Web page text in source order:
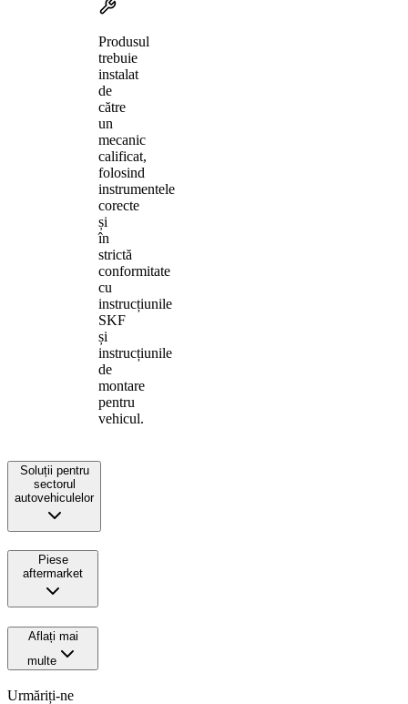
Produsul
trebuie
instalat
de
către
un
mecanic
calificat,
folosind
instrumentele
corecte
și
în
strictă
conformitate
cu
instrucțiunile
SKF
și
instrucțiunile
de
montare
pentru
vehicul.
Soluții pentru
sectorul
autovehiculelor
Piese
aftermarket
Aflați mai
multe
Urmăriți-ne